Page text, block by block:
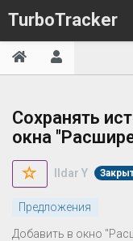
TurboTracker
Сохранять
окна
Ildar Y
Предложения
Добавить в окно